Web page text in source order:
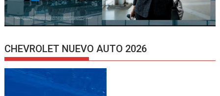
CHEVROLET NUEVO AUTO 2026